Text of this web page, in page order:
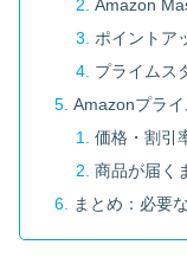
Amazon
ポイントア
プライムス
Amazonプラ
価格・割引
商品が届く
まとめ：必要